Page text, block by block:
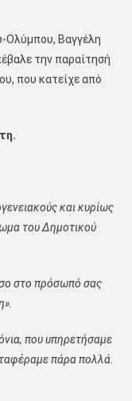
Ολύμπου, Βαγγέλη
την παραίτησή
που κατείχε από
και κυρίως
του Δημοτικού
στο πρόσωπό σας
που υπηρετήσαμε
πάρα πολλά.